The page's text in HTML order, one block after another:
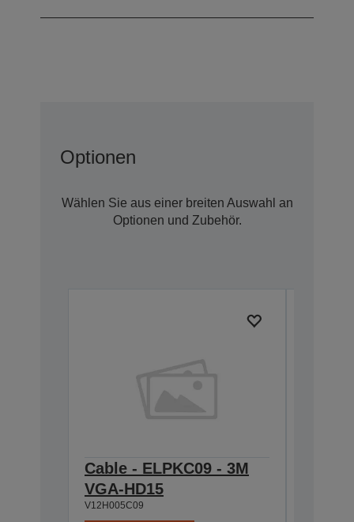
Optionen
Wählen Sie aus einer breiten Auswahl an
Optionen und Zubehör.
Cable - ELPKC09 - 3M
VGA-HD15
V12H005C09